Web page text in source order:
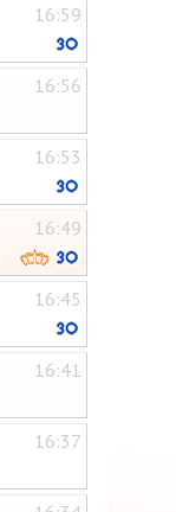
16:59
16:56
16:53
16:49
16:45
16:41
16:37